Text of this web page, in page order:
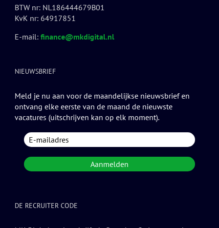
BTW nr: NL186444679B01
KvK nr: 64917851
E-mail: finance@mkdigital.nl
NIEUWSBRIEF
Meld je nu aan voor de maandelijkse nieuwsbrief en
ontvang elke eerste van de maand de nieuwste
vacatures (uitschrijven kan op elk moment).
DE RECRUITER CODE